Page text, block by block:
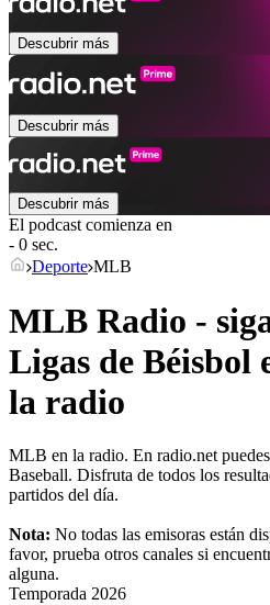
Descubrir más
Descubrir más
Descubrir más
El podcast comienza en
- 0 sec.
Deporte MLB
MLB Radio -
Ligas de Béisbol
la radio
MLB en la radio. En radio.net
Baseball. Disfruta de todos los
partidos del día.
Nota: No todas las emisoras están
favor, prueba otros canales si
alguna.
Temporada 2026